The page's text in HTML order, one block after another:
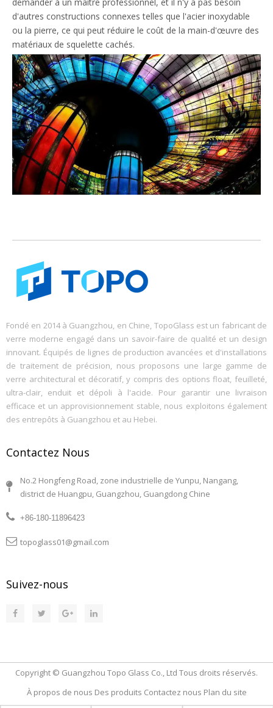
d'autres constructions connexes telles que l'acier inoxydable
ou la pierre, ce qui peut réduire le coût de la main-d'œuvre des
matériaux de squelette cachés.
Fondé en 2014 à Guangzhou, en Chine, TopoGlass est un fabricant de
verre moderne engagé dans un savoir-faire de qualité et un design
innovant. Équipés de lignes de production avancées et d'installations
de traitement de précision, nous proposons une large gamme de
verre architectural et décoratif, y compris des options float, feuilleté,
ultra-clair, enduit et dépoli à l'acide. Pour garantir une livraison
efficace et un approvisionnement stable, nous exploitons également
des entrepôts à Guangzhou et au Hebei.
Contactez Nous
No.2 Hongfeng Road, zone industrielle de Yunpu, Nangang,
district de Huangpu, Guangzhou, Guangdong Chine
+86-180-11896423
topoglass01@gmail.com
Suivez-nous
Copyright © Guangzhou Topo Glass Co., Ltd Tous droits réservés.
À propos de nous Des produits Contactez nous Plan du site